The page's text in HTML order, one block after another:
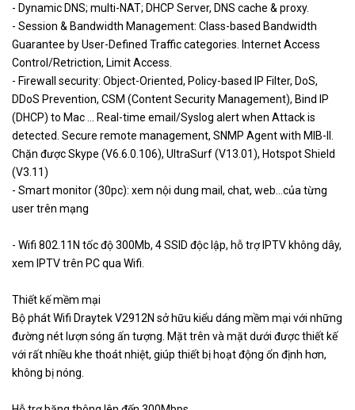
- Dynamic DNS; multi-NAT; DHCP Server, DNS cache & proxy.
- Session & Bandwidth Management: Class-based Bandwidth
Guarantee by User-Defined Traffic categories. Internet Access
Control/Retriction, Limit Access.
- Firewall security: Object-Oriented, Policy-based IP Filter, DoS,
DDoS Prevention, CSM (Content Security Management), Bind IP
(DHCP) to Mac … Real-time email/Syslog alert when Attack is
detected. Secure remote management, SNMP Agent with MIB-II.
Chặn được Skype (V6.6.0.106), UltraSurf (V13.01), Hotspot Shield
(V3.11)
- Smart monitor (30pc): xem nội dung mail, chat, web…của từng
user trên mạng
- Wifi 802.11N tốc độ 300Mb, 4 SSID độc lập, hỗ trợ IPTV không dây,
xem IPTV trên PC qua Wifi.
Thiết kế mềm mại
Bộ phát Wifi Draytek V2912N sở hữu kiểu dáng mềm mại với những
đường nét lượn sóng ấn tượng. Mặt trên và mặt dưới được thiết kế
với rất nhiều khe thoát nhiệt, giúp thiết bị hoạt động ổn định hơn,
không bị nóng.